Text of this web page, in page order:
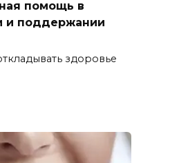
помощь в
и поддержании
здоровье